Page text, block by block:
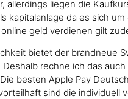
allerdings liegen die
kapitalanlage da es sich
geld verdienen gilt
bietet der brandneue
rechne ich das
besten Apple Pay
sind die individuell